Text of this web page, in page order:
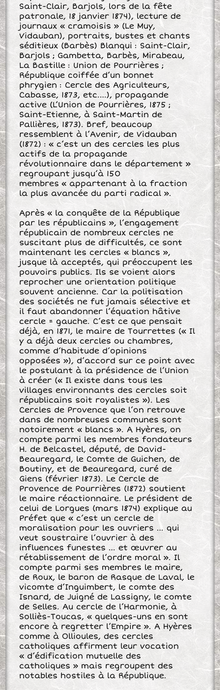
Saint-Clair, Barjols, lors de la fête
patronale, 18 janvier 1874), lecture de
journaux « cramoisis » (Le Muy,
Vidauban), portraits, bustes et chants
séditieux (Barbès) Blanqui : Saint-Clair,
Barjols ; Gambetta, Barbès, Mirabeau,
La Bastille : Union de Pourrières ;
République coiffée d’un bonnet
phrygien : Cercle des Agriculteurs,
Cabasse, 1873, etc.…), propagande
active (L’Union de Pourrières, 1875 ;
Saint-Etienne, à Saint-Martin de
Pallières, 1873). Bref, beaucoup
ressemblent à l’Avenir, de Vidauban
(1872) : « c’est un des cercles les plus
actifs de la propagande
révolutionnaire dans le département »
regroupant jusqu’à 150
membres « appartenant à la fraction
la plus avancée du parti radical ».
Après « la conquête de la République
par les républicains », l’engagement
républicain de nombreux cercles ne
suscitant plus de difficultés, ce sont
maintenant les cercles « blancs »,
jusque là acceptés, qui préoccupent les
pouvoirs publics. Ils se voient alors
reprocher une orientation politique
souvent ancienne. Car la politisation
des sociétés ne fut jamais sélective et
il faut abandonner l’équation hâtive
cercle = gauche. C’est ce que pensait
déjà, en 1871, le maire de Tourrettes (« Il
y a déjà deux cercles ou chambres,
comme d’habitude d’opinions
opposées »), d’accord sur ce point avec
le postulant à la présidence de l’Union
à créer (« Il existe dans tous les
villages environnants des cercles soit
républicains soit royalistes »). Les
Cercles de Provence que l’on retrouve
dans de nombreuses communes sont
notoirement « blancs ». A Hyères, on
compte parmi les membres fondateurs
H. de Belcastel, député, de David-
Beauregard, le Comte de Guichen, de
Boutiny, et de Beauregard, curé de
Giens (février 1873). Le Cercle de
Provence de Pourrières (1872) soutient
le maire réactionnaire. Le président de
celui de Lorgues (mars 1874) explique au
Préfet que « c’est un cercle de
moralisation pour les ouvriers … qui
veut soustraire l’ouvrier à des
influences funestes … et œuvrer au
rétablissement de l’ordre moral ». Il
compte parmi ses membres le maire,
de Roux, le baron de Rasque de Laval, le
vicomte d’Inguimbert, le comte des
Isnard, de Juigné de Lassigny, le comte
de Selles. Au cercle de l’Harmonie, à
Solliès-Toucas, « quelques-uns en sont
encore à regretter l’Empire ». A Hyères
comme à Ollioules, des cercles
catholiques affirment leur vocation
« d’édification mutuelle des
catholiques » mais regroupent des
notables hostiles à la République.